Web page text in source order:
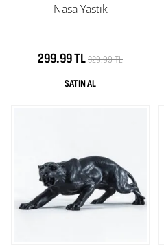
Nasa Yastık
299.99 TL329.99 TL